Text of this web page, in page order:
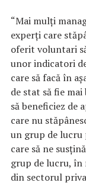
“Mai mulţi
experţi care
oferit voluntari
unor indicatori
care să facă în
de stat să fie
să beneficiez
care nu
un grup de lucru
care să ne
grup de lucru, în
din sectorul